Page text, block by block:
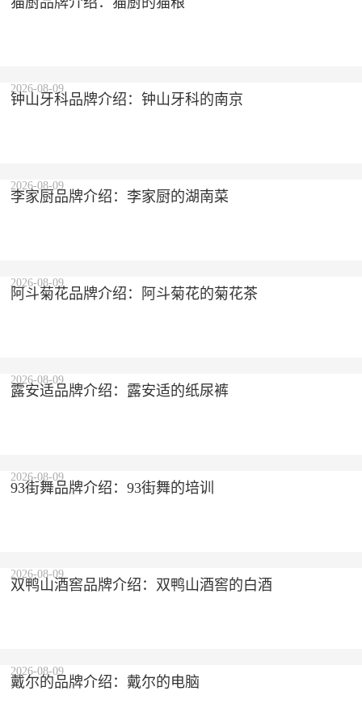
钟山牙科品牌介绍：钟山牙科的南京
2026-08-09
李家厨品牌介绍：李家厨的湖南菜
2026-08-09
阿斗菊花品牌介绍：阿斗菊花的菊花茶
2026-08-09
露安适品牌介绍：露安适的纸尿裤
2026-08-09
93街舞品牌介绍：93街舞的培训
2026-08-09
双鸭山酒窖品牌介绍：双鸭山酒窖的白酒
2026-08-09
戴尔的品牌介绍：戴尔的电脑
2026-08-09